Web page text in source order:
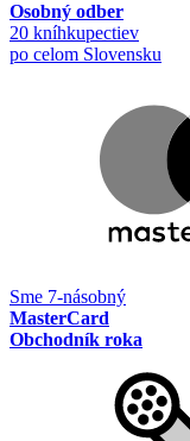
Osobný odber
20 kníhkupectiev
po celom Slovensku
Sme 7-násobný
MasterCard
Obchodník roka